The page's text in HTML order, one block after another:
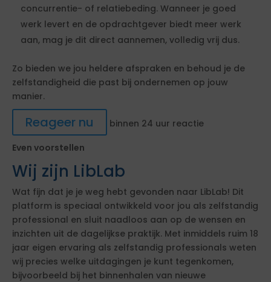
concurrentie- of relatiebeding. Wanneer je goed
werk levert en de opdrachtgever biedt meer werk
aan, mag je dit direct aannemen, volledig vrij dus.
Zo bieden we jou heldere afspraken en behoud je de
zelfstandigheid die past bij ondernemen op jouw
manier.
Reageer nu
binnen 24 uur reactie
Even voorstellen
Wij zijn LibLab
Wat fijn dat je je weg hebt gevonden naar LibLab! Dit
platform is speciaal ontwikkeld voor jou als zelfstandig
professional en sluit naadloos aan op de wensen en
inzichten uit de dagelijkse praktijk. Met inmiddels ruim 18
jaar eigen ervaring als zelfstandig professionals weten
wij precies welke uitdagingen je kunt tegenkomen,
bijvoorbeeld bij het binnenhalen van nieuwe